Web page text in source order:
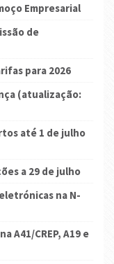
Empresarial
de
para 2026
(atualização:
até 1 de julho
a 29 de julho
na N-
A41/CREP, A19 e